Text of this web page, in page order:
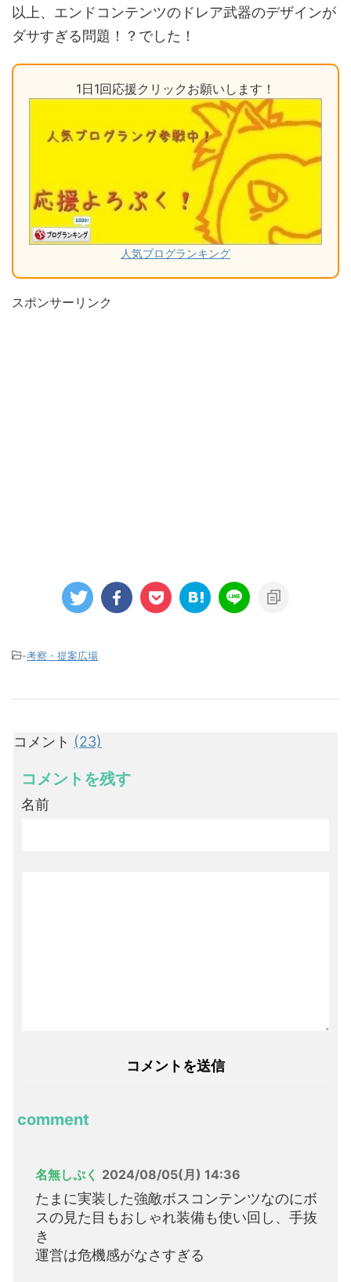
以上、エンドコンテンツのドレア武器のデザインが
ダサすぎる問題！？でした！
1日1回応援クリックお願いします！
人気ブログランキング
スポンサーリンク
-考察・提案広場
コメント (23)
コメントを残す
名前
comment
名無しぷく 2024/08/05(月) 14:36
たまに実装した強敵ボスコンテンツなのにボ
スの見た目もおしゃれ装備も使い回し、手抜
き
運営は危機感がなさすぎる